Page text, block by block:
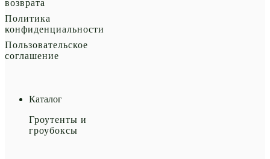
возврата
Политика
конфиденциальности
Пользовательское
соглашение
Каталог
Гроутенты и
гроубоксы